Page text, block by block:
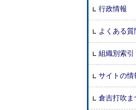
行政情報
よくある質
組織別索引
サイトの情
倉吉打吹ま